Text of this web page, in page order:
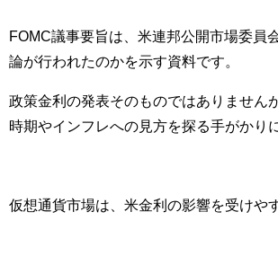
FOMC議事要旨は、米連邦公開市場委員
論が行われたのかを示す資料です。
政策金利の発表そのものではありません
時期やインフレへの見方を探る手がかり
仮想通貨市場は、米金利の影響を受けや